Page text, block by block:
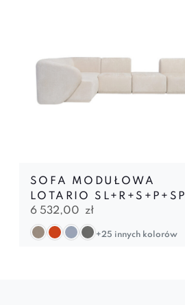
SOFA MODUŁOWA
LOTARIO SL+R+S+P+SP
6 532,00 zł
+25 innych kolorów